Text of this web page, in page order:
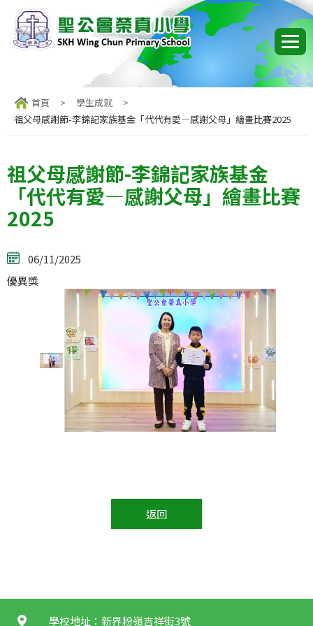
首頁 > 學生成就
>
祖父母感謝節-李錦記家族基金「代代有愛—感謝父母」繪畫比賽2025
祖父母感謝節-李錦記家族基金
「代代有愛—感謝父母」繪畫比賽
2025
06/11/2025
優異獎
返回
學校地址：新界粉嶺吉祥街3號